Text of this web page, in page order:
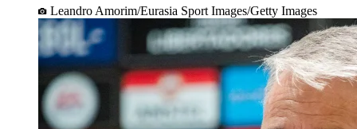
Leandro Amorim/Eurasia Sport Images/Getty Images